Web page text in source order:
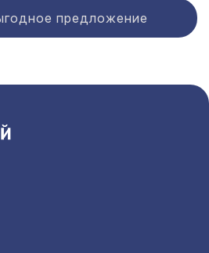
предложение